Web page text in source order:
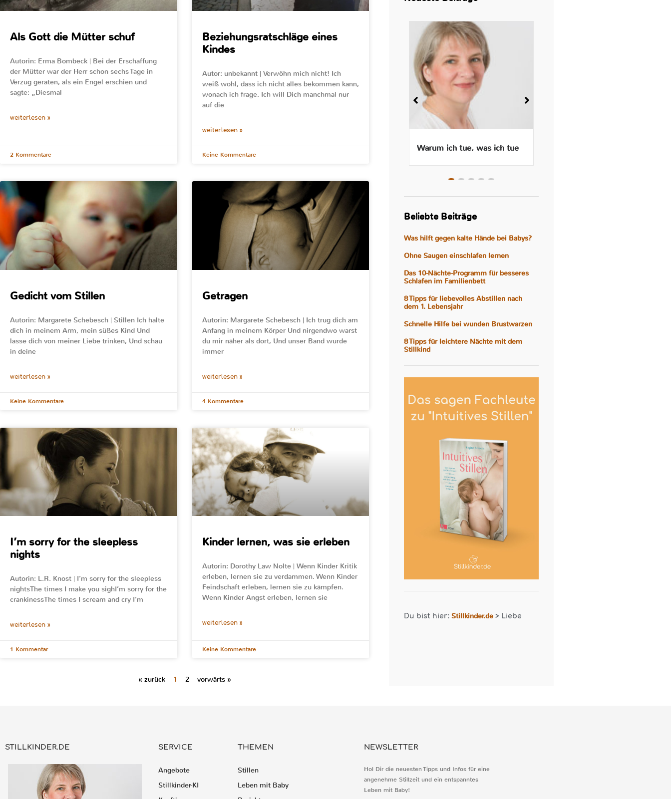
Als Gott die Mütter schuf
Autorin: Erma Bombeck | Bei der Erschaffung
der Mütter war der Herr schon sechs Tage in
Verzug geraten, als ein Engel erschien und
sagte: „Diesmal
weiterlesen »
2 Kommentare
Beziehungsratschläge eines
Kindes
Autor: unbekannt | Verwöhn mich nicht! Ich
weiß wohl, dass ich nicht alles bekommen kann,
wonach ich frage. Ich will Dich manchmal nur
auf die
weiterlesen »
Keine Kommentare
Gedicht vom Stillen
Autorin: Margarete Schebesch | Stillen Ich halte
dich in meinem Arm, mein süßes Kind Und
lasse dich von meiner Liebe trinken, Und schau
in deine
weiterlesen »
Keine Kommentare
Getragen
Autorin: Margarete Schebesch | Ich trug dich am
Anfang in meinem Körper Und nirgendwo warst
du mir näher als dort, Und unser Band wurde
immer
weiterlesen »
4 Kommentare
I’m sorry for the sleepless
nights
Autorin: L.R. Knost | I’m sorry for the sleepless
nightsThe times I make you sighI’m sorry for the
crankinessThe times I scream and cry I’m
weiterlesen »
1 Kommentar
Kinder lernen, was sie erleben
Autorin: Dorothy Law Nolte | Wenn Kinder Kritik
erleben, lernen sie zu verdammen. Wenn Kinder
Feindschaft erleben, lernen sie zu kämpfen.
Wenn Kinder Angst erleben, lernen sie
weiterlesen »
Keine Kommentare
« zurück 1 2 vorwärts »
Warum ich tue, was ich tue
Beliebte Beiträge
Was hilft gegen kalte Hände bei Babys?
Ohne Saugen einschlafen lernen
Das 10-Nächte-Programm für besseres
Schlafen im Familienbett
8 Tipps für liebevolles Abstillen nach
dem 1. Lebensjahr
Schnelle Hilfe bei wunden Brustwarzen
8 Tipps für leichtere Nächte mit dem
Stillkind
Du bist hier:Stillkinder.de > Liebe
STILLKINDER.DE SERVICE
Angebote
Stillkinder-KI
THEMEN
Stillen
Leben mit Baby
NEWSLETTER
Hol Dir die neuesten Tipps und Infos für eine
angenehme Stillzeit und ein entspanntes
Leben mit Baby!